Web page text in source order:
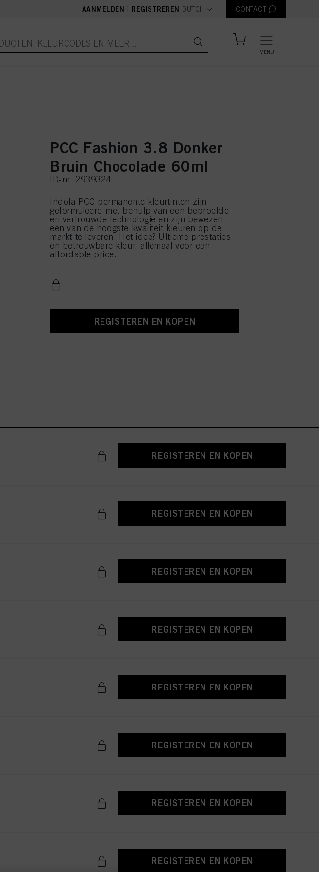
AANMELDEN REGISTREREN text.language
DUTCH CONTACT
MENU
PCC Fashion 3.8 Donker
Bruin Chocolade 60ml
ID-nr. 2939324
Indola PCC permanente kleurtinten zijn
geformuleerd met behulp van een beproefde
en vertrouwde technologie en zijn bewezen
een van de hoogste kwaliteit kleuren op de
markt te leveren. Het idee? Ultieme prestaties
en betrouwbare kleur, allemaal voor een
affordable price.
REGISTEREN EN KOPEN
REGISTEREN EN KOPEN
REGISTEREN EN KOPEN
REGISTEREN EN KOPEN
REGISTEREN EN KOPEN
REGISTEREN EN KOPEN
REGISTEREN EN KOPEN
REGISTEREN EN KOPEN
REGISTEREN EN KOPEN